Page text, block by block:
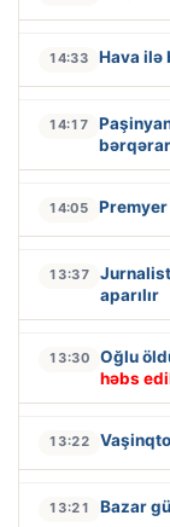
14:33 Hava ilə
14:17
14:05
13:37
aparılır
13:30 Oğlu
həbs
13:22
13:21 Bazar